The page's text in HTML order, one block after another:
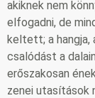
akiknek nem
elfogadni, de
keltett; a hangja,
csalódást a
erőszakosan
zenei utasítások